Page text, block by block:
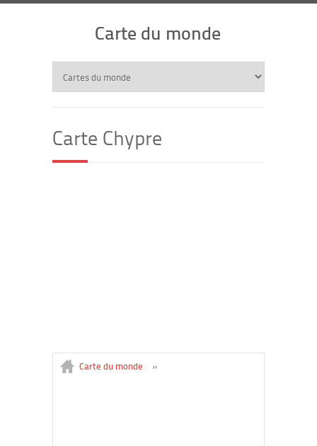
Carte du monde
Carte Chypre
Carte du monde »